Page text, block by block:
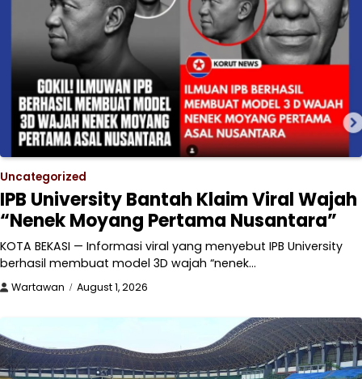
Uncategorized
IPB University Bantah Klaim Viral Wajah
“Nenek Moyang Pertama Nusantara”
KOTA BEKASI — Informasi viral yang menyebut IPB University
berhasil membuat model 3D wajah “nenek…
Wartawan August 1, 2026